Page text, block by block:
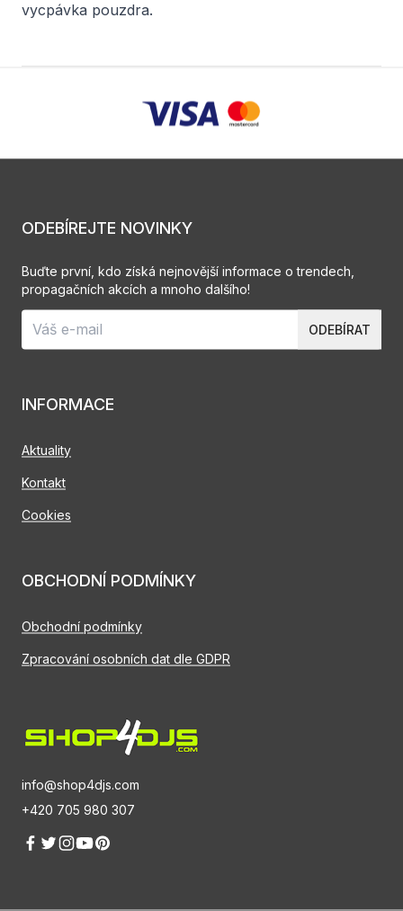
vycpávka pouzdra.
info@shop4djs.com
+420 705 980 307
INFORMACE
Aktuality
Kontakt
Cookies
OBCHODNÍ PODMÍNKY
Obchodní podmínky
Zpracování osobních dat dle GDPR
ODEBÍREJTE NOVINKY
Buďte první, kdo získá nejnovější informace o trendech,
propagačních akcích a mnoho dalšího!
ODEBÍRAT